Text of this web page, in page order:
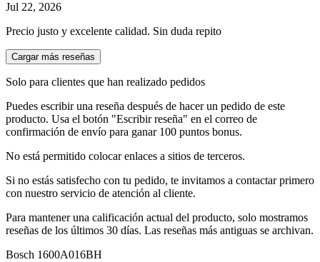
Jul 22, 2026
Precio justo y excelente calidad. Sin duda repito
Cargar más reseñas
Solo para clientes que han realizado pedidos
Puedes escribir una reseña después de hacer un pedido de este
producto. Usa el botón "Escribir reseña" en el correo de
confirmación de envío para ganar 100 puntos bonus.
No está permitido colocar enlaces a sitios de terceros.
Si no estás satisfecho con tu pedido, te invitamos a contactar primero
con nuestro servicio de atención al cliente.
Para mantener una calificación actual del producto, solo mostramos
reseñas de los últimos 30 días. Las reseñas más antiguas se archivan.
Bosch 1600A016BH